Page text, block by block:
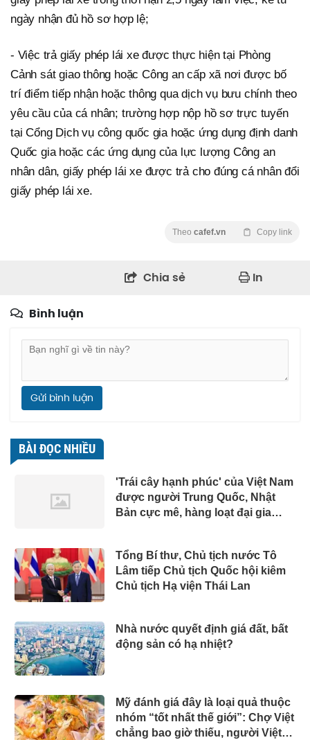
ngày nhận đủ hồ sơ hợp lệ;
- Việc trả giấy phép lái xe được thực hiện tại Phòng
Cảnh sát giao thông hoặc Công an cấp xã nơi được bố
trí điểm tiếp nhận hoặc thông qua dịch vụ bưu chính theo
yêu cầu của cá nhân; trường hợp nộp hồ sơ trực tuyến
tại Cổng Dịch vụ công quốc gia hoặc ứng dụng định danh
Quốc gia hoặc các ứng dụng của lực lượng Công an
nhân dân, giấy phép lái xe được trả cho đúng cá nhân đổi
giấy phép lái xe.
Theo cafef.vn Copy link
Chia sẻ In
Bình luận
Gửi bình luận
BÀI ĐỌC NHIỀU
'Trái cây hạnh phúc' của Việt Nam
được người Trung Quốc, Nhật
Bản cực mê, hàng loạt đại gia
Tổng Bí thư, Chủ tịch nước Tô
Lâm tiếp Chủ tịch Quốc hội kiêm
Chủ tịch Hạ viện Thái Lan
Nhà nước quyết định giá đất, bất
động sản có hạ nhiệt?
Mỹ đánh giá đây là loại quả thuộc
nhóm “tốt nhất thế giới”: Chợ Việt
chẳng bao giờ thiếu, người Việt